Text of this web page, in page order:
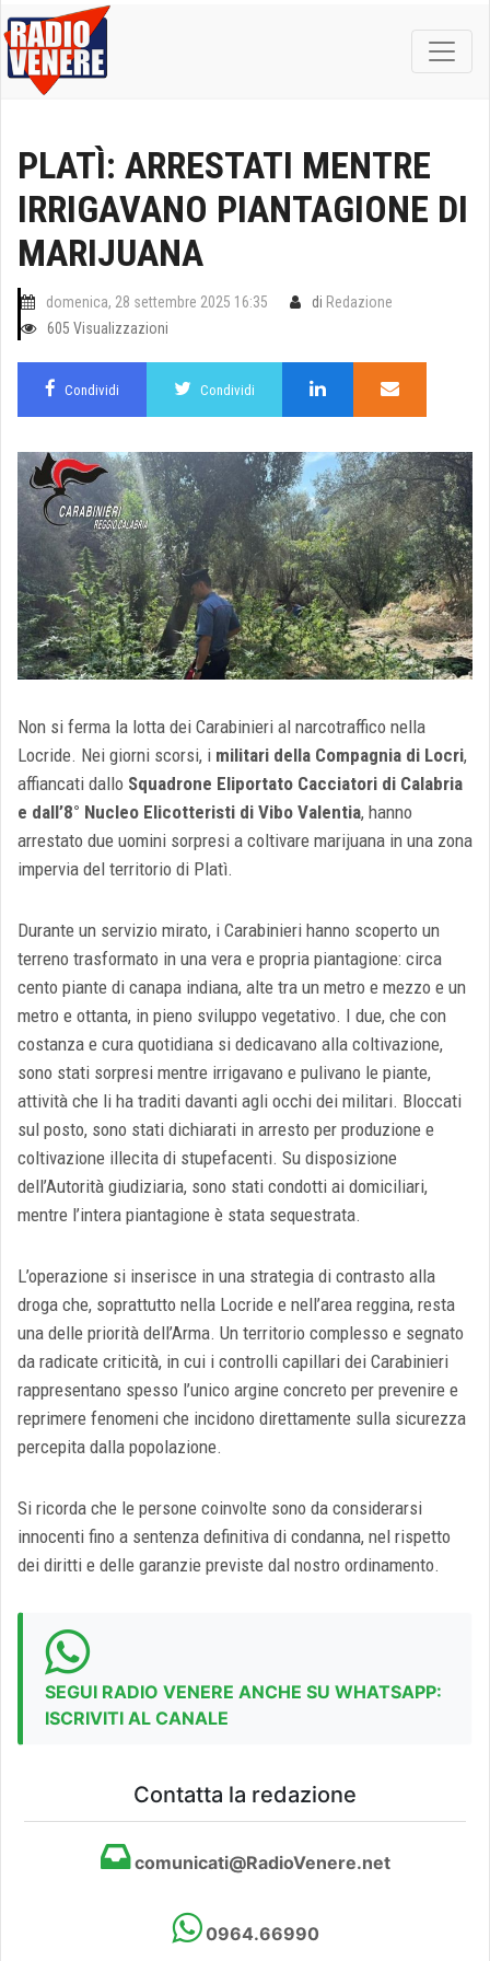
PLATÌ: ARRESTATI MENTRE
IRRIGAVANO PIANTAGIONE DI
MARIJUANA
domenica, 28 settembre 2025 16:35 di Redazione
605 Visualizzazioni
Condividi Condividi
Non si ferma la lotta dei Carabinieri al narcotraffico nella
Locride. Nei giorni scorsi, i militari della Compagnia di Locri,
affiancati dallo Squadrone Eliportato Cacciatori di Calabria
e dall’8° Nucleo Elicotteristi di Vibo Valentia, hanno
arrestato due uomini sorpresi a coltivare marijuana in una zona
impervia del territorio di Platì.
Durante un servizio mirato, i Carabinieri hanno scoperto un
terreno trasformato in una vera e propria piantagione: circa
cento piante di canapa indiana, alte tra un metro e mezzo e un
metro e ottanta, in pieno sviluppo vegetativo. I due, che con
costanza e cura quotidiana si dedicavano alla coltivazione,
sono stati sorpresi mentre irrigavano e pulivano le piante,
attività che li ha traditi davanti agli occhi dei militari. Bloccati
sul posto, sono stati dichiarati in arresto per produzione e
coltivazione illecita di stupefacenti. Su disposizione
dell’Autorità giudiziaria, sono stati condotti ai domiciliari,
mentre l’intera piantagione è stata sequestrata.
L’operazione si inserisce in una strategia di contrasto alla
droga che, soprattutto nella Locride e nell’area reggina, resta
una delle priorità dell’Arma. Un territorio complesso e segnato
da radicate criticità, in cui i controlli capillari dei Carabinieri
rappresentano spesso l’unico argine concreto per prevenire e
reprimere fenomeni che incidono direttamente sulla sicurezza
percepita dalla popolazione.
Si ricorda che le persone coinvolte sono da considerarsi
innocenti fino a sentenza definitiva di condanna, nel rispetto
dei diritti e delle garanzie previste dal nostro ordinamento.
SEGUI RADIO VENERE ANCHE SU WHATSAPP:
ISCRIVITI AL CANALE
Contatta la redazione
comunicati@RadioVenere.net
0964.66990